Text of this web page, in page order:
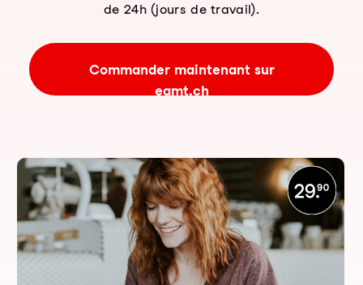
de 24h (jours de travail).
Commander maintenant sur
eamt.ch